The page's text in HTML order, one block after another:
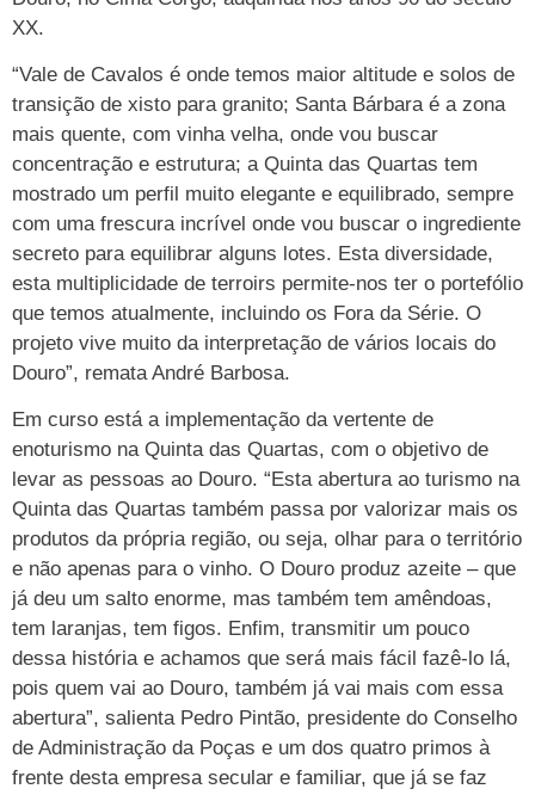
XX.
“Vale de Cavalos é onde temos maior altitude e solos de
transição de xisto para granito; Santa Bárbara é a zona
mais quente, com vinha velha, onde vou buscar
concentração e estrutura; a Quinta das Quartas tem
mostrado um perfil muito elegante e equilibrado, sempre
com uma frescura incrível onde vou buscar o ingrediente
secreto para equilibrar alguns lotes. Esta diversidade,
esta multiplicidade de terroirs permite-nos ter o portefólio
que temos atualmente, incluindo os Fora da Série. O
projeto vive muito da interpretação de vários locais do
Douro”, remata André Barbosa.
Em curso está a implementação da vertente de
enoturismo na Quinta das Quartas, com o objetivo de
levar as pessoas ao Douro. “Esta abertura ao turismo na
Quinta das Quartas também passa por valorizar mais os
produtos da própria região, ou seja, olhar para o território
e não apenas para o vinho. O Douro produz azeite – que
já deu um salto enorme, mas também tem amêndoas,
tem laranjas, tem figos. Enfim, transmitir um pouco
dessa história e achamos que será mais fácil fazê-lo lá,
pois quem vai ao Douro, também já vai mais com essa
abertura”, salienta Pedro Pintão, presidente do Conselho
de Administração da Poças e um dos quatro primos à
frente desta empresa secular e familiar, que já se faz